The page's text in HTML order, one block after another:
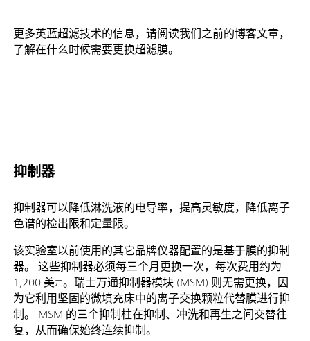
更多英蓝超滤技术的信息，请阅读我们之前的博客文章，
了解在什么时候需要更换超滤膜。
抑制器
抑制器可以降低淋洗液的电导率，提高灵敏度，降低离子
色谱的检出限和定量限。
该实验室以前使用的其它品牌仪器配置的是基于膜的抑制
器。 这些抑制器必须每三个月更换一次，每次费用约为
1,200 美元。瑞士万通抑制器模块 (MSM) 则无需更换，因
为它利用坚固的微填充床中的离子交换颗粒代替膜进行抑
制。 MSM 的三个抑制柱在抑制、冲洗和再生之间交替往
复，从而确保始终连续抑制。